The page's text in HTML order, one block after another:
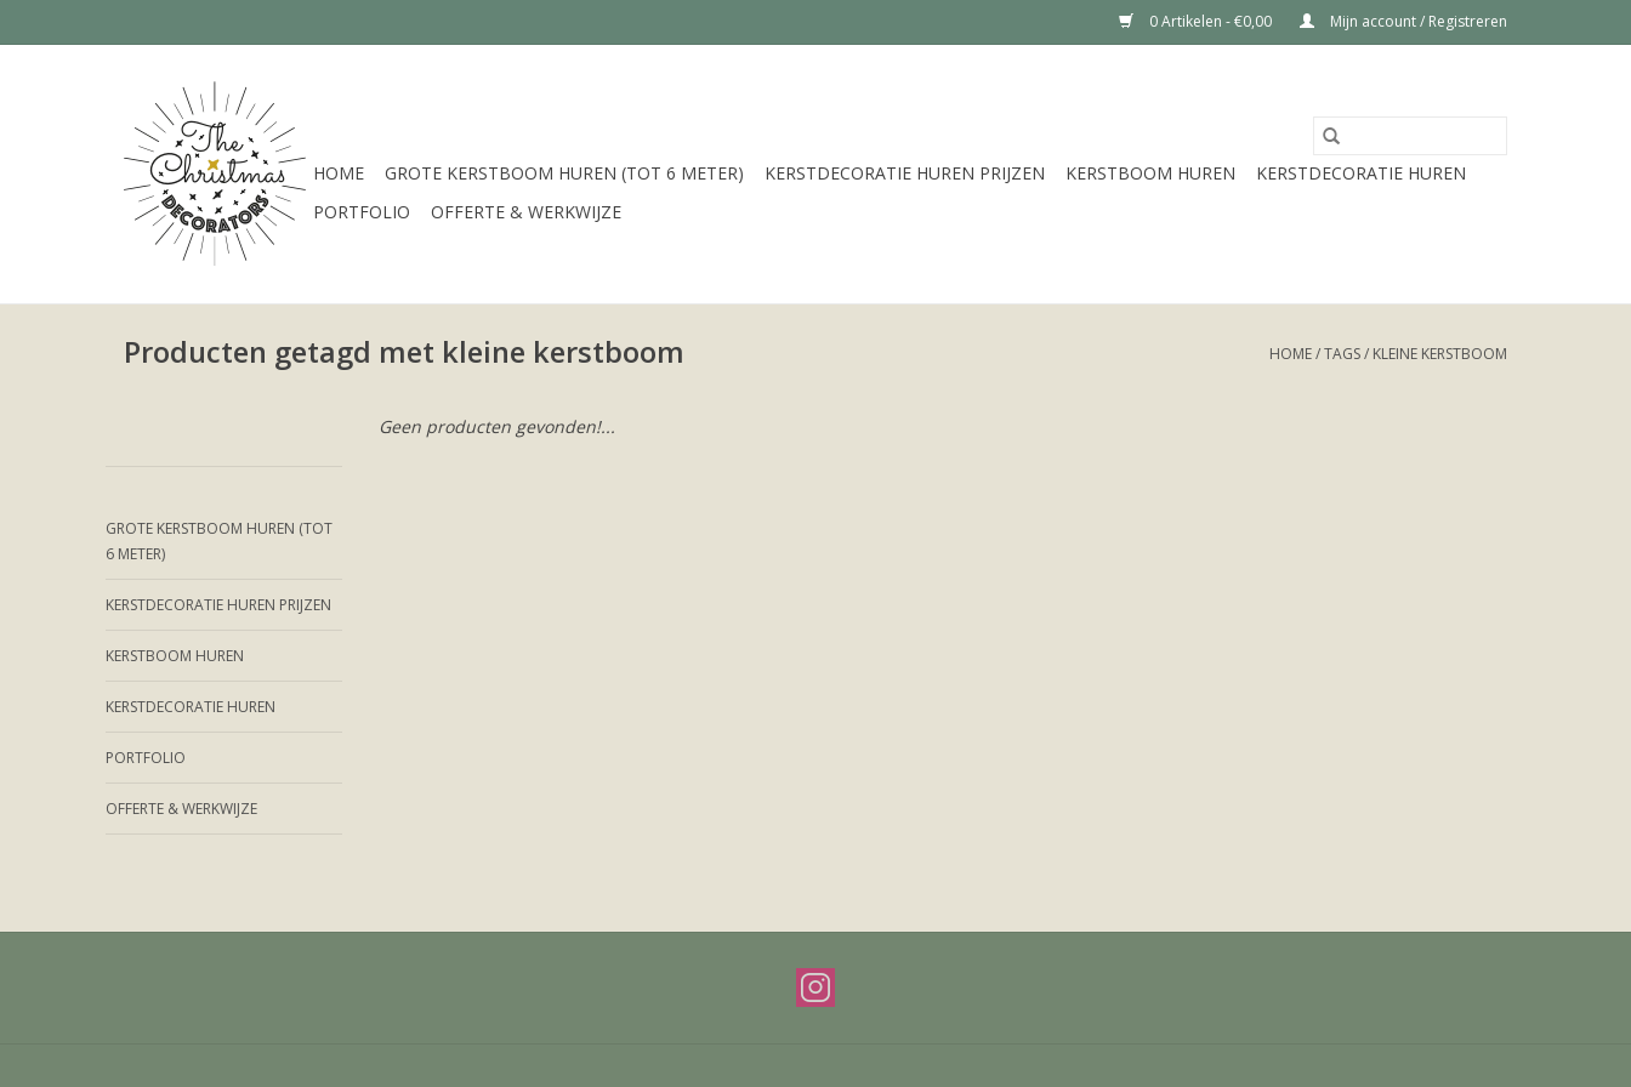
0 Artikelen - €0,00 Mijn account / Registreren
HOME GROTE KERSTBOOM HUREN (TOT 6 METER) KERSTDECORATIE HUREN PRIJZEN KERSTBOOM HUREN
KERSTDECORATIE HUREN
PORTFOLIO
OFFERTE & WERKWIJZE
Producten getagd met kleine kerstboom HOME/TAGS/ KLEINE KERSTBOOM
GROTE KERSTBOOM HUREN (TOT
6 METER)
KERSTDECORATIE HUREN PRIJZEN
KERSTBOOM HUREN
KERSTDECORATIE HUREN
PORTFOLIO
OFFERTE & WERKWIJZE
Geen producten gevonden!...